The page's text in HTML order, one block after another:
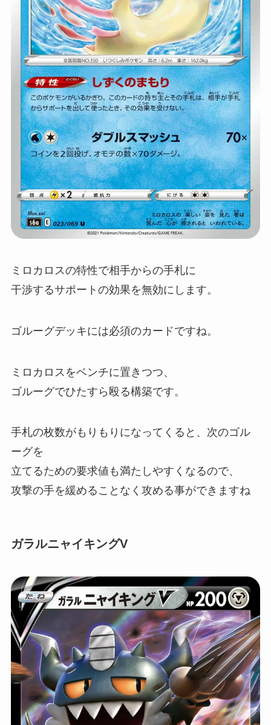
ミロカロスの特性で相手からの手札に
干渉するサポートの効果を無効にします。
ゴルーグデッキには必須のカードですね。
ミロカロスをベンチに置きつつ、
ゴルーグでひたすら殴る構築です。
手札の枚数がもりもりになってくると、次のゴル
ーグを
立てるための要求値も満たしやすくなるので、
攻撃の手を緩めることなく攻める事ができますね
ガラルニャイキングV